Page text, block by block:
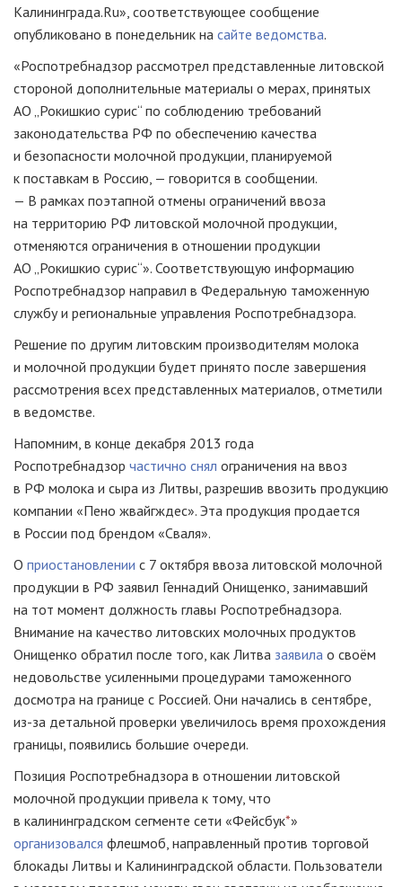
Калининграда.Ru», соответствующее сообщение
опубликовано в понедельник на сайте ведомства.
«Роспотребнадзор рассмотрел представленные литовской
стороной дополнительные материалы о мерах, принятых
АО „Рокишкио сурис“ по соблюдению требований
законодательства РФ по обеспечению качества
и безопасности молочной продукции, планируемой
к поставкам в Россию, — говорится в сообщении.
— В рамках поэтапной отмены ограничений ввоза
на территорию РФ литовской молочной продукции,
отменяются ограничения в отношении продукции
АО „Рокишкио сурис“». Соответствующую информацию
Роспотребнадзор направил в Федеральную таможенную
службу и региональные управления Роспотребнадзора.
Решение по другим литовским производителям молока
и молочной продукции будет принято после завершения
рассмотрения всех представленных материалов, отметили
в ведомстве.
Напомним, в конце декабря 2013 года
Роспотребнадзор частично снял ограничения на ввоз
в РФ молока и сыра из Литвы, разрешив ввозить продукцию
компании «Пено жвайгждес». Эта продукция продается
в России под брендом «Сваля».
О приостановлении с 7 октября ввоза литовской молочной
продукции в РФ заявил Геннадий Онищенко, занимавший
на тот момент должность главы Роспотребнадзора.
Внимание на качество литовских молочных продуктов
Онищенко обратил после того, как Литва заявила о своём
недовольстве усиленными процедурами таможенного
досмотра на границе с Россией. Они начались в сентябре,
из-за детальной проверки увеличилось время прохождения
границы, появились большие очереди.
Позиция Роспотребнадзора в отношении литовской
молочной продукции привела к тому, что
в калининградском сегменте сети «Фейсбук*»
организовался флешмоб, направленный против торговой
блокады Литвы и Калининградской области. Пользователи